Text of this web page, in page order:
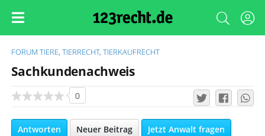
FORUM TIERE, TIERRECHT, TIERKAUFRECHT
Sachkundenachweis
0
Antworten Neuer Beitrag Jetzt Anwalt fragen